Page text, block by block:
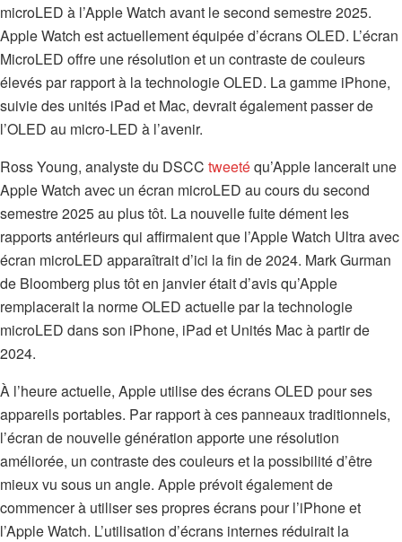
microLED à l’Apple Watch avant le second semestre 2025.
Apple Watch est actuellement équipée d’écrans OLED. L’écran
MicroLED offre une résolution et un contraste de couleurs
élevés par rapport à la technologie OLED. La gamme iPhone,
suivie des unités iPad et Mac, devrait également passer de
l’OLED au micro-LED à l’avenir.
Ross Young, analyste du DSCC tweetéqu’Apple lancerait une
Apple Watch avec un écran microLED au cours du second
semestre 2025 au plus tôt. La nouvelle fuite dément les
rapports antérieurs qui affirmaient que l’Apple Watch Ultra avec
écran microLED apparaîtrait d’ici la fin de 2024. Mark Gurman
de Bloomberg plus tôt en janvier était d’avis qu’Apple
remplacerait la norme OLED actuelle par la technologie
microLED dans son iPhone, iPad et Unités Mac à partir de
2024.
À l’heure actuelle, Apple utilise des écrans OLED pour ses
appareils portables. Par rapport à ces panneaux traditionnels,
l’écran de nouvelle génération apporte une résolution
améliorée, un contraste des couleurs et la possibilité d’être
mieux vu sous un angle. Apple prévoit également de
commencer à utiliser ses propres écrans pour l’iPhone et
l’Apple Watch. L’utilisation d’écrans internes réduirait la